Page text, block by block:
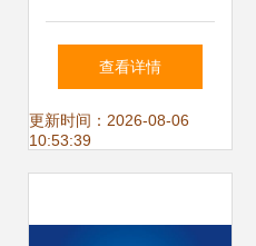
中的企业形象塑造
艺术
查看详情
更新时间：2026-08-06
10:53:39